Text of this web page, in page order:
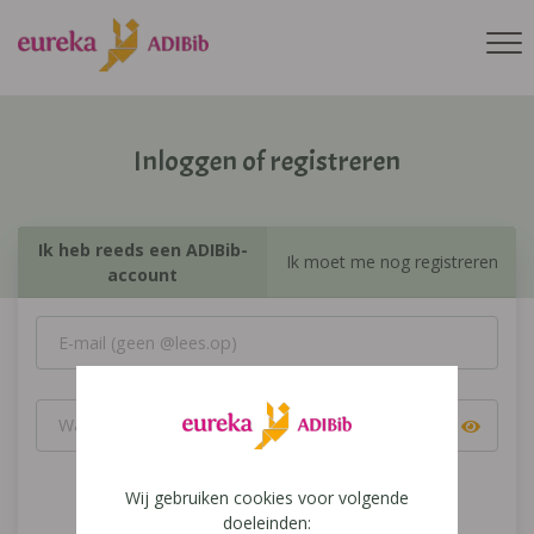
Inloggen of registreren
Ik heb reeds een ADIBib-
account
Ik moet me nog registreren
Inloggen
Wij gebruiken cookies voor volgende
doeleinden: